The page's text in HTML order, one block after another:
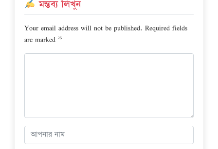
মন্তব্য লিখুন
Your email address will not be published. Required fields
are marked *